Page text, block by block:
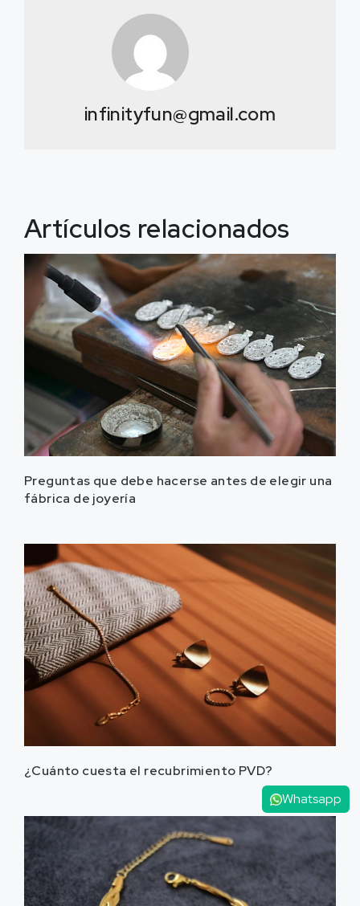
infinityfun@gmail.com
Artículos relacionados
Preguntas que debe hacerse antes de elegir una
fábrica de joyería
¿Cuánto cuesta el recubrimiento PVD?
Whatsapp